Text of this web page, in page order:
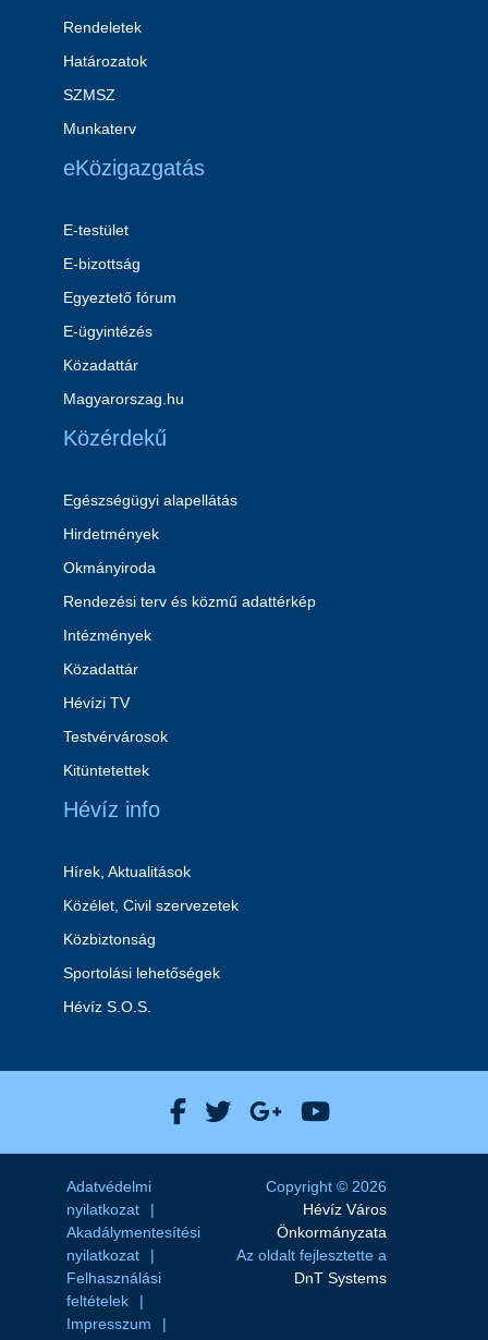
Rendeletek
Határozatok
SZMSZ
Munkaterv
eKözigazgatás
E-testület
E-bizottság
Egyeztető fórum
E-ügyintézés
Közadattár
Magyarorszag.hu
Közérdekű
Egészségügyi alapellátás
Hirdetmények
Okmányiroda
Rendezési terv és közmű adattérkép
Intézmények
Közadattár
Hévízi TV
Testvérvárosok
Kitüntetettek
Hévíz info
Hírek, Aktualitások
Közélet, Civil szervezetek
Közbiztonság
Sportolási lehetőségek
Hévíz S.O.S.
Hévíz Város Facebook
Hévíz Város X
Hévíz Város
Hévíz Város
Adatvédelmi
nyilatkozat
Akadálymentesítési
nyilatkozat
Felhasználási
feltételek
Impresszum
Copyright © 2026
Hévíz Város
Önkormányzata
Az oldalt fejlesztette a
DnT Systems